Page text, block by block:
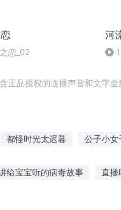
恋_02
河
正品授权的连播声音和文字
都怪时光太迟暮 公子小女
给宝宝听的病毒故事 直播